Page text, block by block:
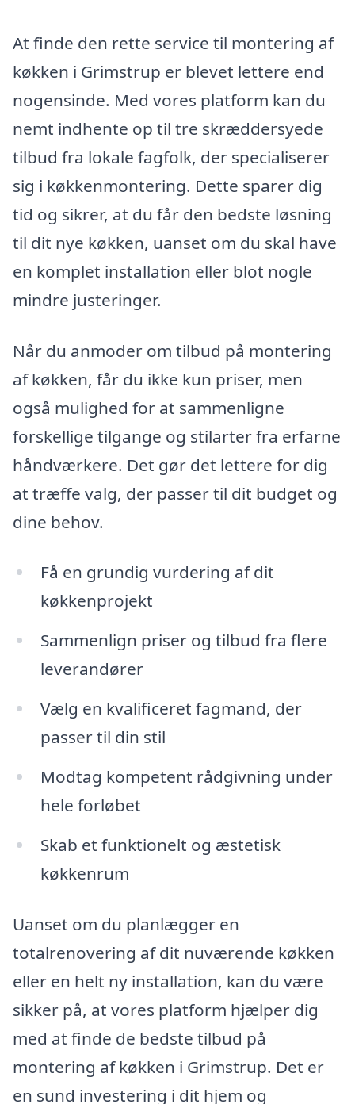
At finde den rette service til montering af
køkken i Grimstrup er blevet lettere end
nogensinde. Med vores platform kan du
nemt indhente op til tre skræddersyede
tilbud fra lokale fagfolk, der specialiserer
sig i køkkenmontering. Dette sparer dig
tid og sikrer, at du får den bedste løsning
til dit nye køkken, uanset om du skal have
en komplet installation eller blot nogle
mindre justeringer.
Når du anmoder om tilbud på montering
af køkken, får du ikke kun priser, men
også mulighed for at sammenligne
forskellige tilgange og stilarter fra erfarne
håndværkere. Det gør det lettere for dig
at træffe valg, der passer til dit budget og
dine behov.
Få en grundig vurdering af dit
køkkenprojekt
Sammenlign priser og tilbud fra flere
leverandører
Vælg en kvalificeret fagmand, der
passer til din stil
Modtag kompetent rådgivning under
hele forløbet
Skab et funktionelt og æstetisk
køkkenrum
Uanset om du planlægger en
totalrenovering af dit nuværende køkken
eller en helt ny installation, kan du være
sikker på, at vores platform hjælper dig
med at finde de bedste tilbud på
montering af køkken i Grimstrup. Det er
en sund investering i dit hjem og